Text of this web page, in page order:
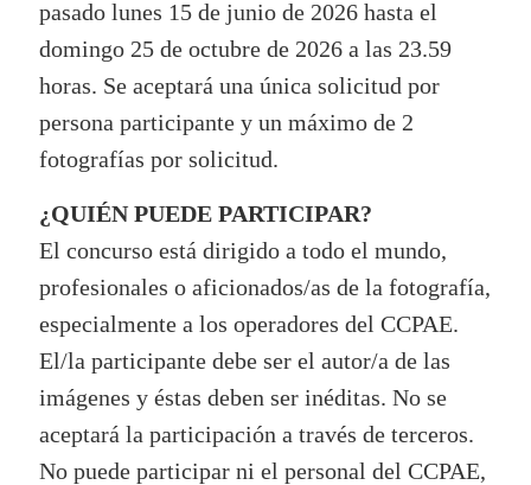
pasado lunes 15 de junio de 2026 hasta el
domingo 25 de octubre de 2026 a las 23.59
horas. Se aceptará una única solicitud por
persona participante y un máximo de 2
fotografías por solicitud.
¿QUIÉN PUEDE PARTICIPAR?
El concurso está dirigido a todo el mundo,
profesionales o aficionados/as de la fotografía,
especialmente a los operadores del CCPAE.
El/la participante debe ser el autor/a de las
imágenes y éstas deben ser inéditas. No se
aceptará la participación a través de terceros.
No puede participar ni el personal del CCPAE,